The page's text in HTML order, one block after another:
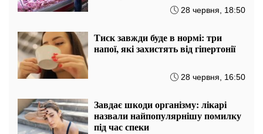
28 червня, 18:50
Тиск завжди буде в нормі: три
напої, які захистять від гіпертонії
28 червня, 16:50
Завдає шкоди організму: лікарі
назвали найпопулярнішу помилку
під час спеки